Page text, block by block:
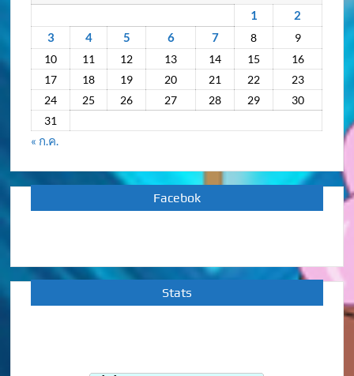
1
2
3
4 5 6 7 8
9
10
11 12 13 14 15
16
17
18 19 20 21 22
23
24
25 26 27 28 29
30
31
« ก.ค.
Facebok
Stats